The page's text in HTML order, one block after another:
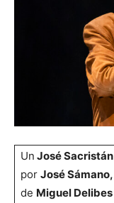
Un José Sacristán
por José Sámano,
de Miguel Delibes